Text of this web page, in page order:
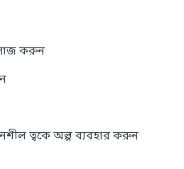
করুন
ত্বকে অল্প ব্যবহার করুন